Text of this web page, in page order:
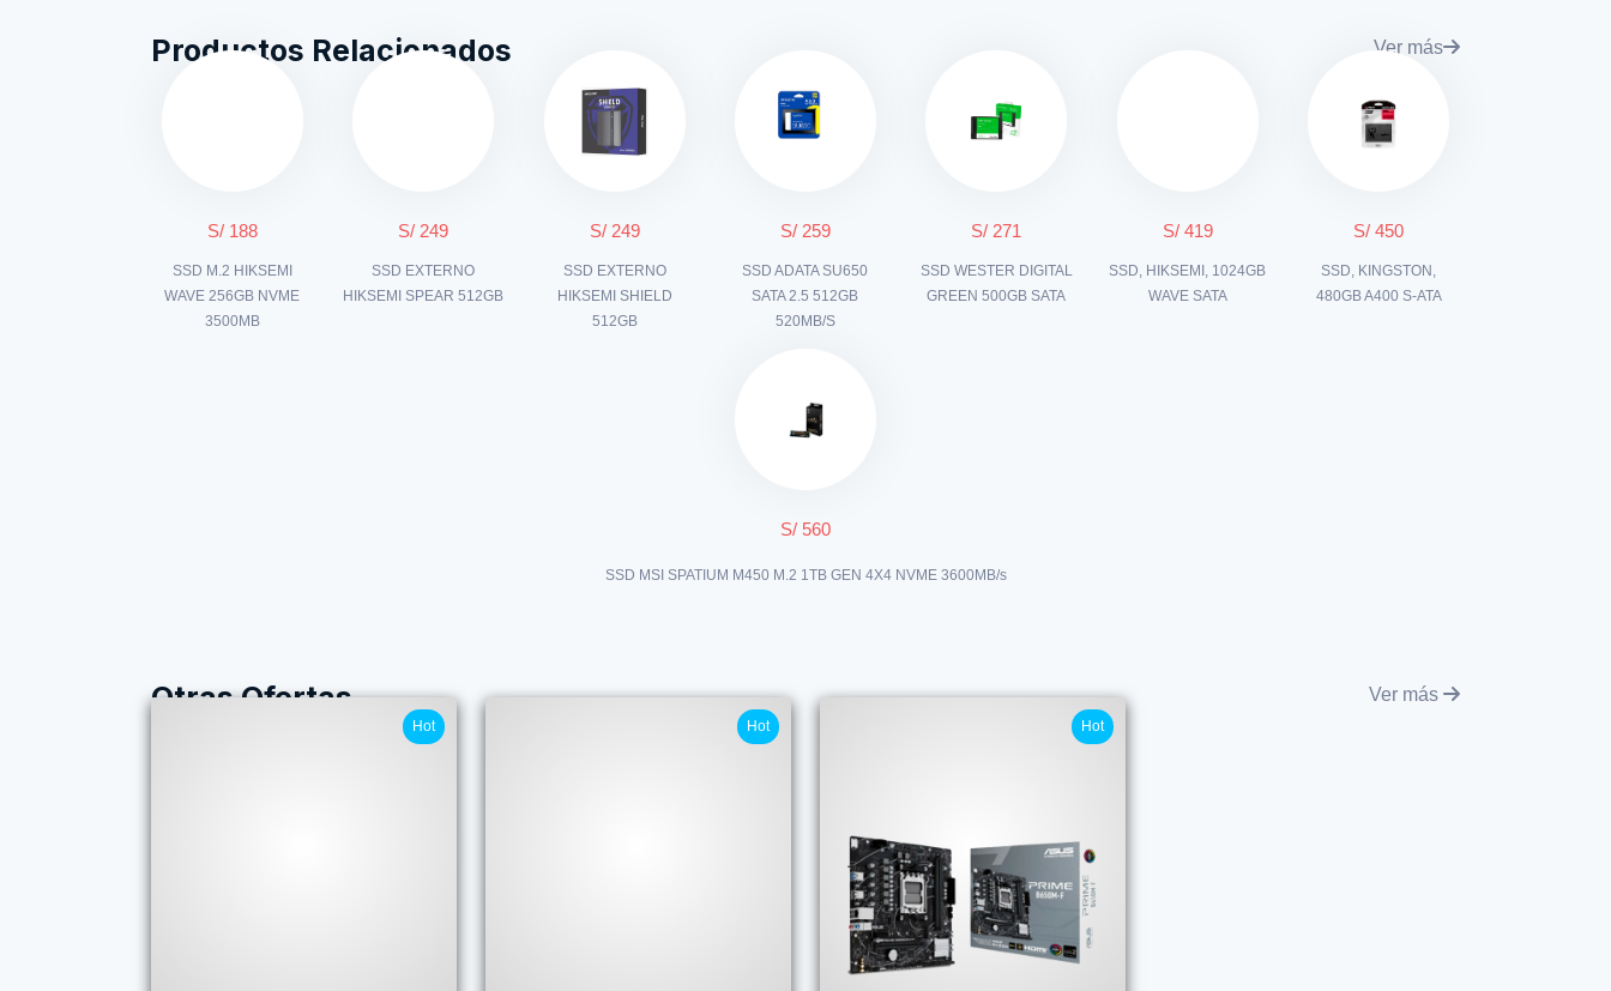
Productos Relacionados Ver más
S/ 188
SSD M.2 HIKSEMI
WAVE 256GB NVME
3500MB
S/ 249
SSD EXTERNO
HIKSEMI SPEAR 512GB
S/ 249
SSD EXTERNO
HIKSEMI SHIELD
512GB
S/ 259
SSD ADATA SU650
SATA 2.5 512GB
520MB/S
S/ 271
SSD WESTER DIGITAL
GREEN 500GB SATA
S/ 419
SSD, HIKSEMI, 1024GB
WAVE SATA
S/ 450
SSD, KINGSTON,
480GB A400 S-ATA
S/ 560
SSD MSI SPATIUM M450 M.2 1TB GEN 4X4 NVME 3600MB/s
Otras Ofertas Ver más
Hot Hot Hot